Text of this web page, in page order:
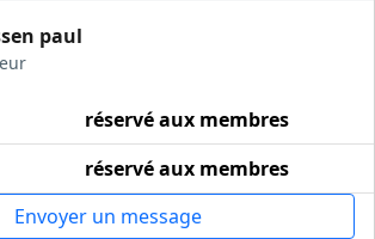
paul
réservé aux membres
réservé aux membres
Envoyer un message